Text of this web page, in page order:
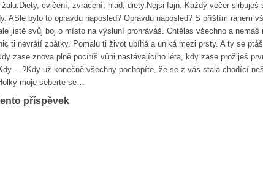
cvičení, zvracení, hlad, diety.Nejsi fajn. Každý večer slibuješ
ASle bylo to opravdu naposled? Opravdu naposled? S příštím ránem
jistě svůj boj o místo na výsluní prohráváš. Chtělas všechno a
ti nevrátí zpátky. Pomalu ti život ubíhá a uniká mezi prsty. A ty se
zase znova plně pocítíš vůni nastávajícího léta, kdy zase prožiješ
už konečně všechny pochopíte, že se z vás stala chodící
moje seberte se…
příspěvek